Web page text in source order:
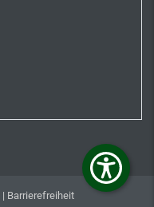
| Barrierefreiheit